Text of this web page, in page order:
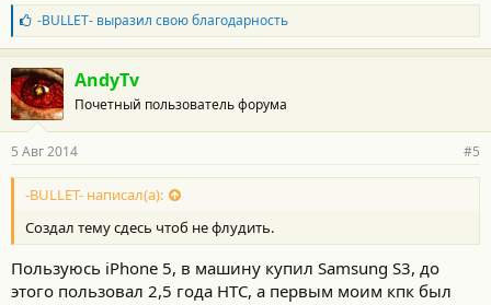
Б
л
а
г
о
д
а
н
о
с
и
:
-BULLET-выразил свою благодарность
AndyTv
Почетный пользователь форума
5 Авг 2014 #5
-BULLET- написал(а):
Создал тему сдесь чтоб не флудить.
Пользуюсь iPhone 5, в машину купил Samsung S3, до
этого пользовал 2,5 года HTC, а первым моим кпк был